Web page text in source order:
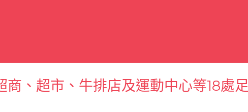
、超市、牛排店及運動中心等18處足